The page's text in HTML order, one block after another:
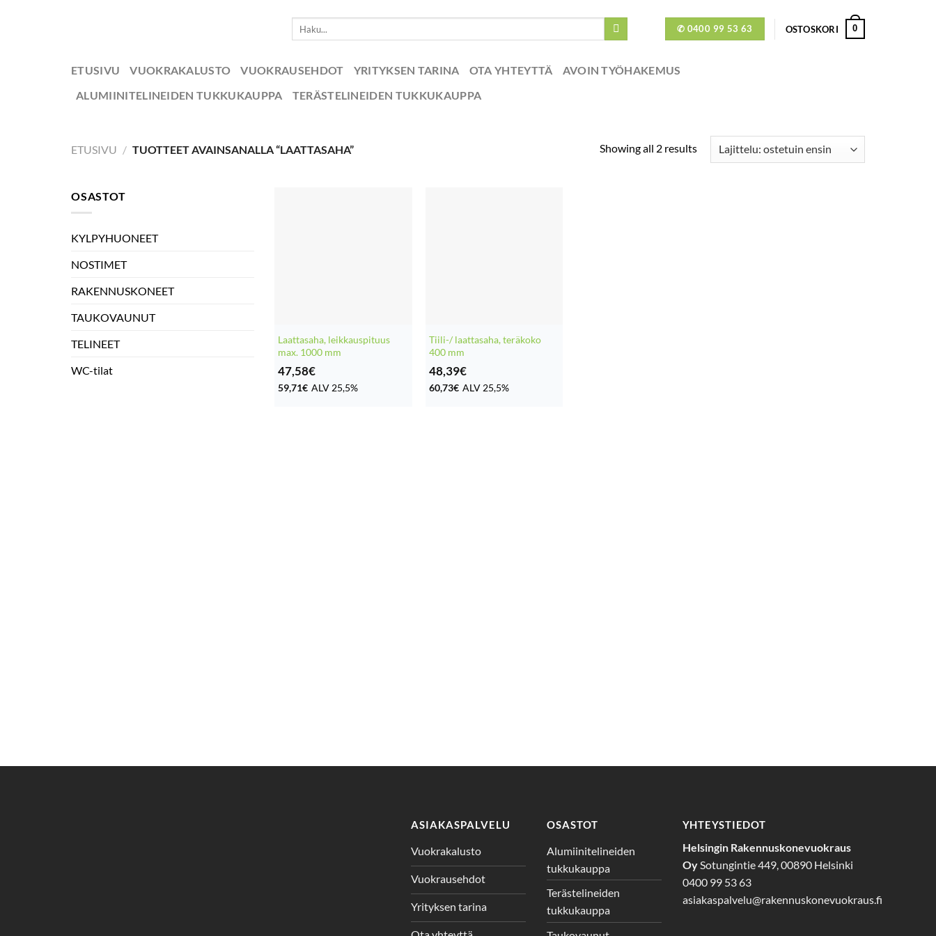
✆ 0400 99 53 63 OSTOSKORI 0
ETUSIVU VUOKRAKALUSTO VUOKRAUSEHDOT YRITYKSEN TARINA OTA YHTEYTTÄ
AVOIN TYÖHAKEMUS
ALUMIINITELINEIDEN TUKKUKAUPPA
TERÄSTELINEIDEN TUKKUKAUPPA
ETUSIVU / TUOTTEET AVAINSANALLA “LAATTASAHA” Showing all 2 results
OSASTOT
KYLPYHUONEET
NOSTIMET
RAKENNUSKONEET
TAUKOVAUNUT
TELINEET
WC-tilat
Laattasaha, leikkauspituus
max. 1000 mm
47,58€
59,71€ ALV 25,5%
Tiili-/ laattasaha, teräkoko
400 mm
48,39€
60,73€ ALV 25,5%
ASIAKASPALVELU
Vuokrakalusto
Vuokrausehdot
Yrityksen tarina
OSASTOT
Alumiinitelineiden
tukkukauppa
Terästelineiden
tukkukauppa
YHTEYSTIEDOT
Helsingin Rakennuskonevuokraus
Oy Sotungintie 449, 00890 Helsinki
0400 99 53 63
asiakaspalvelu@rakennuskonevuokraus.fi